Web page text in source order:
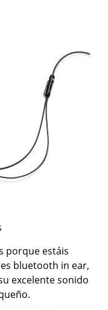
porque estáis
bluetooth in ear,
excelente sonido